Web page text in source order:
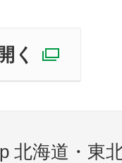
く
北海道・東